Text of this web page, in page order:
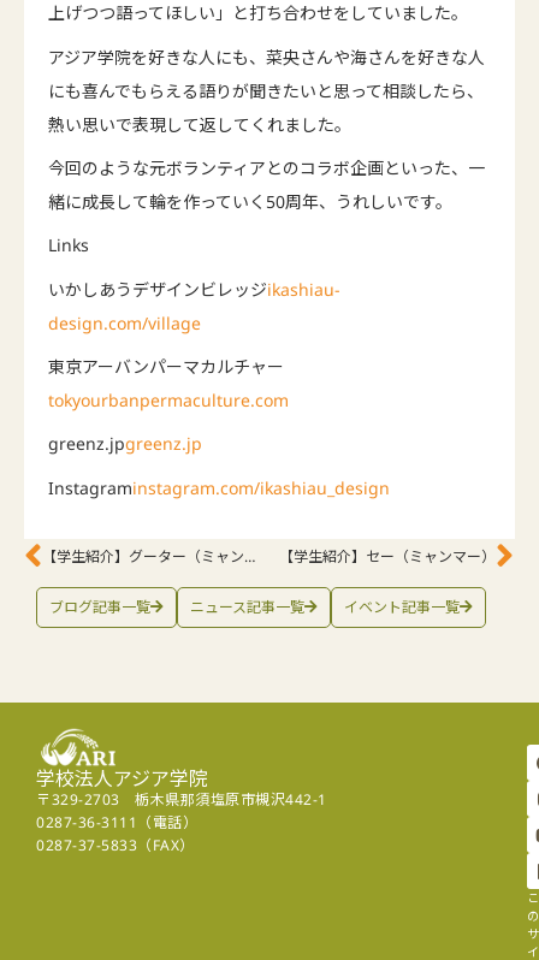
上げつつ語ってほしい」と打ち合わせをしていました。
アジア学院を好きな人にも、菜央さんや海さんを好きな人
にも喜んでもらえる語りが聞きたいと思って相談したら、
熱い思いで表現して返してくれました。
今回のような元ボランティアとのコラボ企画といった、一
緒に成長して輪を作っていく50周年、うれしいです。
Links
いかしあうデザインビレッジikashiau-
design.com/village
東京アーバンパーマカルチャー
tokyourbanpermaculture.com
greenz.jpgreenz.jp
Instagraminstagram.com/ikashiau_design
【学生紹介】グーター（ミャンマー） 【学生紹介】セー（ミャンマー）
ブログ記事一覧 ニュース記事一覧 イベント記事一覧
学校法人アジア学院
〒329-2703 栃木県那須塩原市槻沢442-1
0287-36-3111（電話）
0287-37-5833（FAX）
こ
の
サ
イ